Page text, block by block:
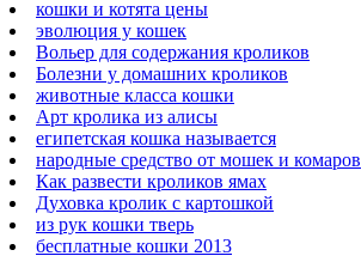
кошки и котята цены
эволюция у кошек
Вольер для содержания кроликов
Болезни у домашних кроликов
животные класса кошки
Арт кролика из алисы
египетская кошка называется
народные средство от мошек и комаров
Как развести кроликов ямах
Духовка кролик с картошкой
из рук кошки тверь
бесплатные кошки 2013